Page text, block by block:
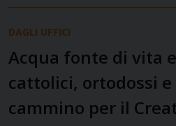
DAGLI UFFICI
Acqua fonte di vita
cattolici, ortodossi
cammino per il